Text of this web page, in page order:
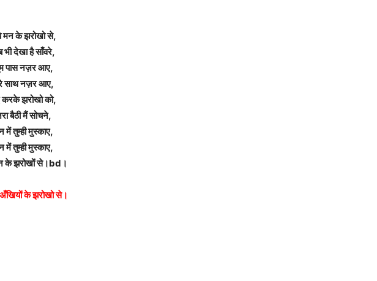
मन के झरोखो से,
भी देखा है साँवरे,
पास नज़र आए,
साथ नज़र आए,
करके झरोखो को,
बैठी मैं सोचने,
में तुम्ही मुस्काए,
में तुम्ही मुस्काए,
के झरोखों से।bd।
के झरोखो से।